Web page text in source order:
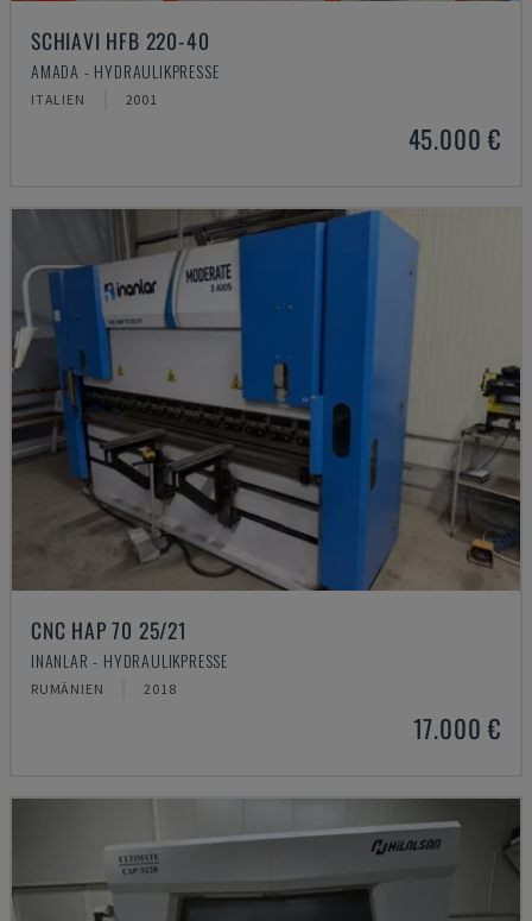
SCHIAVI HFB 220-40
AMADA - HYDRAULIKPRESSE
ITALIEN 2001
45.000 €
CNC HAP 70 25/21
INANLAR - HYDRAULIKPRESSE
RUMÄNIEN 2018
17.000 €